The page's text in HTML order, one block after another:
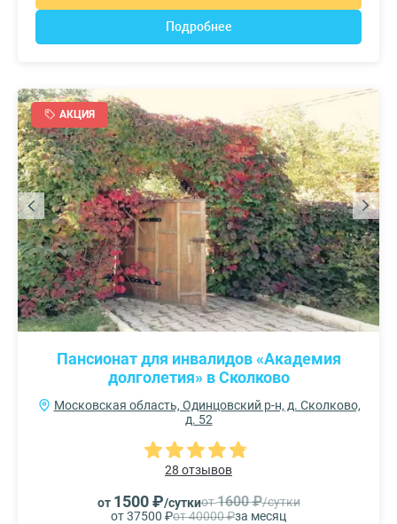
Подробнее
АКЦИЯ
Пансионат для инвалидов «Академия
долголетия» в Сколково
Московская область, Одинцовский р-н, д. Сколково,
д. 52
28 отзывов
от 1500 ₽/суткиот1600 ₽/сутки
от 37500 ₽от 40000 ₽за месяц